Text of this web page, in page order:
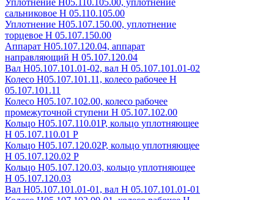
сальниковое Н 05.110.105.00
Уплотнение Н05.107.150.00, уплотнение
торцевое Н 05.107.150.00
Аппарат Н05.107.120.04, аппарат
направляющий Н 05.107.120.04
Вал Н05.107.101.01-02, вал Н 05.107.101.01-02
Колесо Н05.107.101.11, колесо рабочее Н
05.107.101.11
Колесо Н05.107.102.00, колесо рабочее
промежуточной ступени Н 05.107.102.00
Кольцо Н05.107.110.01Р, кольцо уплотняющее
Н 05.107.110.01 Р
Кольцо Н05.107.120.02Р, кольцо уплотняющее
Н 05.107.120.02 Р
Кольцо Н05.107.120.03, кольцо уплотняющее
Н 05.107.120.03
Вал Н05.107.101.01-01, вал Н 05.107.101.01-01